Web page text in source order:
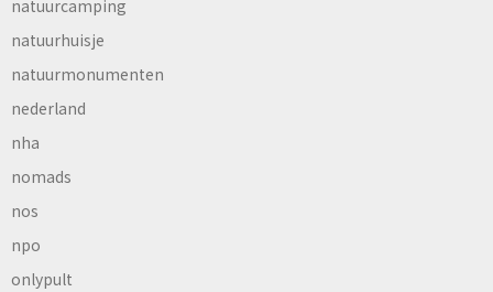
natuurcamping
natuurhuisje
natuurmonumenten
nederland
nha
nomads
nos
npo
onlypult